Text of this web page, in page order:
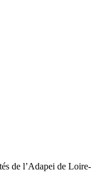
de l’Adapei de Loire-